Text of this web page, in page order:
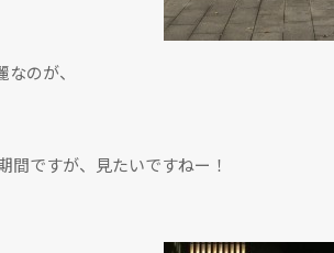
のが、
間ですが、見たいですねー！